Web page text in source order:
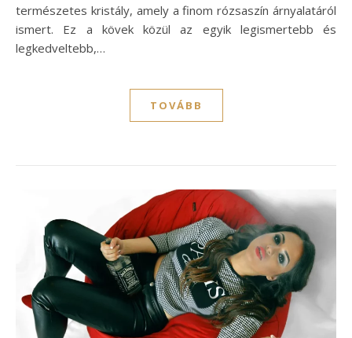
természetes kristály, amely a finom rózsaszín árnyalatáról
ismert. Ez a kövek közül az egyik legismertebb és
legkedveltebb,…
TOVÁBB